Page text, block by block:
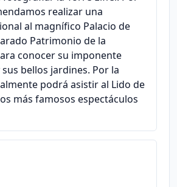
realizar una
al magnífico Palacio de
Patrimonio de la
conocer su imponente
bellos jardines. Por la
podrá asistir al Lido de
más famosos espectáculos